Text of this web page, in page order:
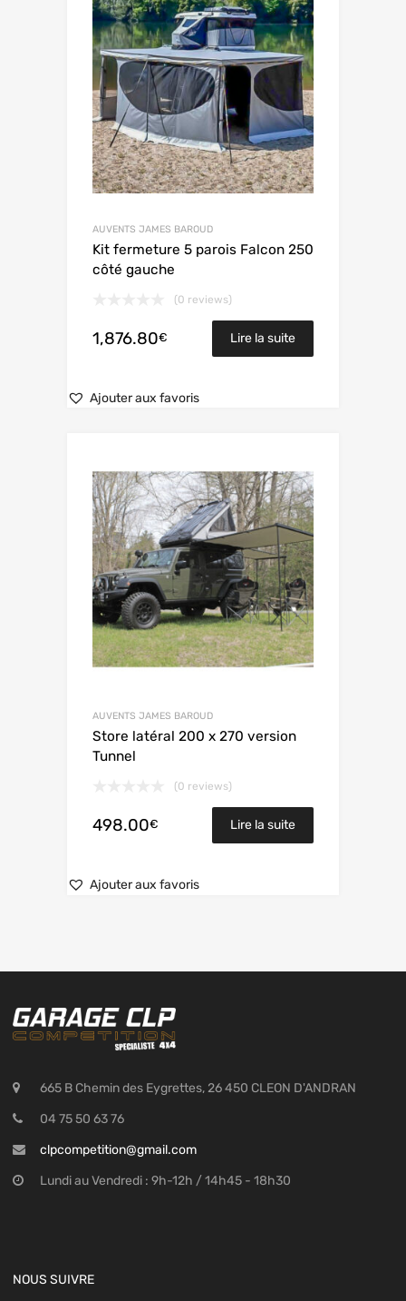
AUVENTS JAMES BAROUD
Kit fermeture 5 parois Falcon 250
côté gauche
(0 reviews)
1,876.80€ Lire la suite
Ajouter aux favoris
AUVENTS JAMES BAROUD
Store latéral 200 x 270 version
Tunnel
(0 reviews)
498.00€ Lire la suite
Ajouter aux favoris
665 B Chemin des Eygrettes, 26 450 CLEON D'ANDRAN
04 75 50 63 76
clpcompetition@gmail.com
Lundi au Vendredi : 9h-12h / 14h45 - 18h30
NOUS SUIVRE